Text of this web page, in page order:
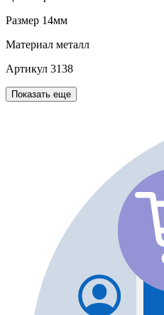
Размер 14мм
Материал металл
Артикул 3138
Показать еще